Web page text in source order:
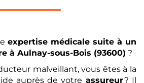
expertise médicale suite à un
à Aulnay-sous-Bois (93600) ?
malveillant, vous êtes à la
auprès de votre assureur? Il